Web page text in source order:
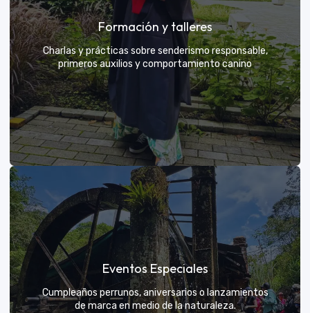
Tú eliges el parche y nosotros nos encargamos de
una aventura exclusiva
Formación y talleres
Charlas y prácticas sobre senderismo responsable,
primeros auxilios y comportamiento canino
Formación y talleres
Aprende de expertos a ser el mejor guía para tu
propio explorador
Eventos Especiales
Cumpleaños perrunos, aniversarios o lanzamientos
de marca en medio de la naturaleza.